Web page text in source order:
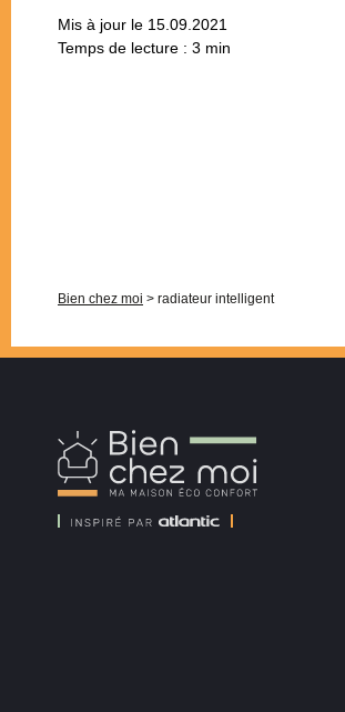
Mis à jour le 15.09.2021
Temps de lecture : 3 min
Bien chez moi > radiateur intelligent
Chez